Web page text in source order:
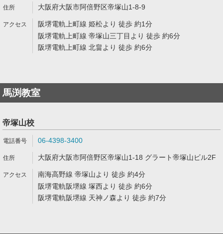
大阪府大阪市阿倍野区帝塚山1-8-9
阪堺電軌上町線 姫松より 徒歩 約1分
阪堺電軌上町線 帝塚山三丁目より 徒歩 約6分
阪堺電軌上町線 北畠より 徒歩 約6分
馬渕教室
帝塚山校
06-4398-3400
大阪府大阪市阿倍野区帝塚山1-18 グラート帝塚山ビル2F
南海高野線 帝塚山より 徒歩 約4分
阪堺電軌阪堺線 塚西より 徒歩 約6分
阪堺電軌阪堺線 天神ノ森より 徒歩 約7分